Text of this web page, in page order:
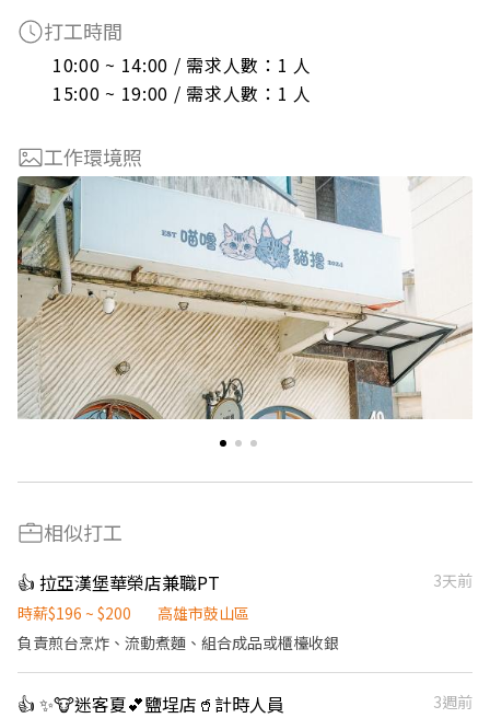
打工時間
10:00 ~ 14:00 / 需求人數：1 人
15:00 ~ 19:00 / 需求人數：1 人
工作環境照
相似打工
👍 拉亞漢堡華榮店兼職PT
3天前
時薪$196 ~ $200
高雄市鼓山區
負責煎台烹炸、流動煮麵、組合成品或櫃檯收銀
👍 ✨🐮迷客夏💕鹽埕店🥤計時人員
3週前